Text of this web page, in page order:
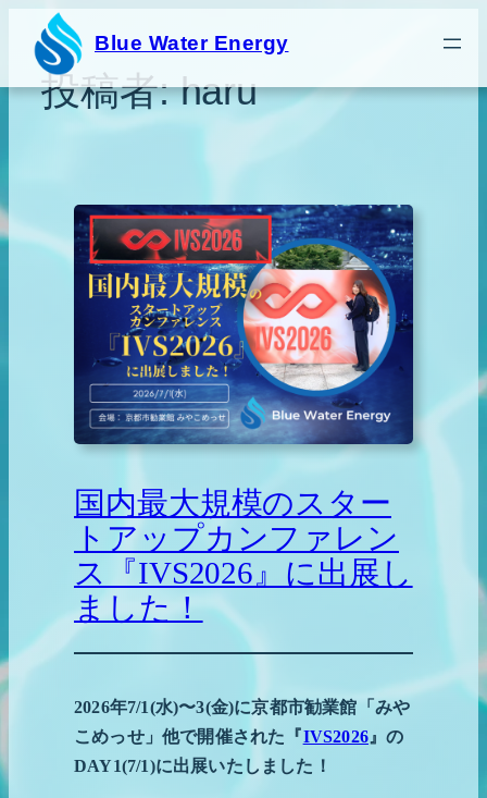
Blue Water Energy
投稿者:haru
国内最大規模のスター
トアップカンファレン
ス『IVS2026』に出展し
ました！
2026年7/1(水)〜3(金)に京都市勧業館「みや
こめっせ」他で開催された『IVS2026』の
DAY1(7/1)に出展いたしました！